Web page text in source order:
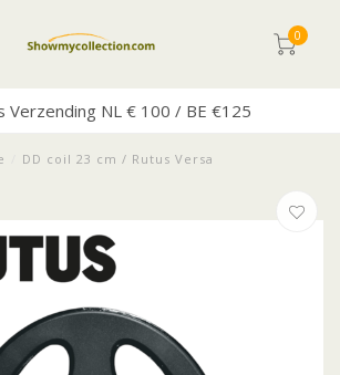
0
Verzending NL € 100 / BE €125
DD coil 23 cm / Rutus Versa